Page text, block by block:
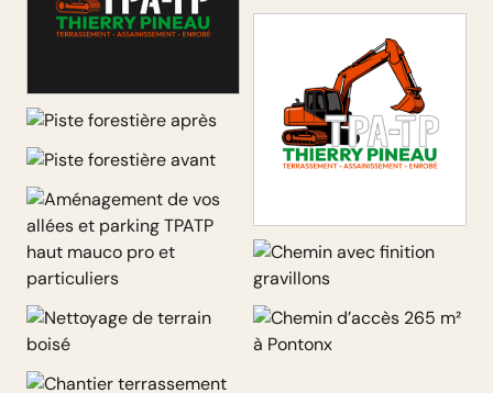
Piste forestière après
Piste forestière avant
Aménagement de vos allées
et parking TPATP haut mauco
pro et particuliers
Nettoyage de terrain boisé
Chemin avec finition
gravillons